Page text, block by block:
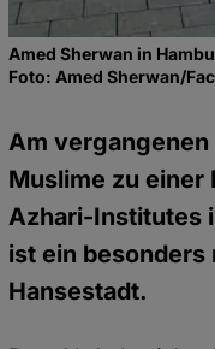
Amed Sherwan in
Foto: Amed Sherwan/
Am
Muslime zu
Azhari-Institutes
ist ein
Hansestadt.